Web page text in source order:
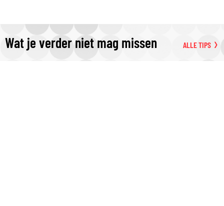
Wat je verder niet mag missen ALLE TIPS